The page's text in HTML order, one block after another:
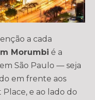
a cada
Morumbi é a
São Paulo — seja
em frente aos
e ao lado do